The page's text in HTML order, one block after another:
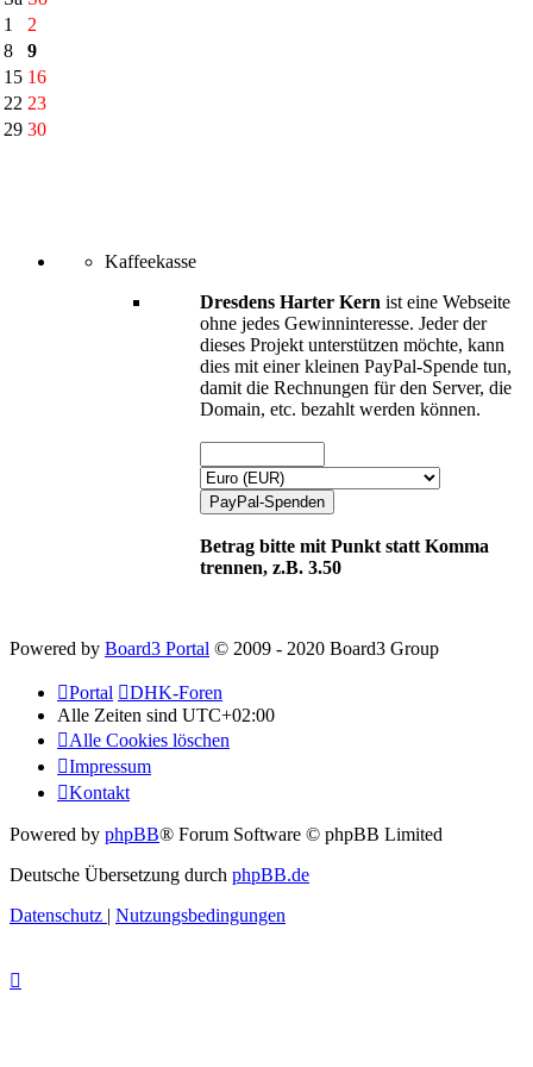
1
2
8
9
15 16
22 23
29 30
Kaffeekasse
Dresdens Harter Kern ist eine Webseite
ohne jedes Gewinninteresse. Jeder der
dieses Projekt unterstützen möchte, kann
dies mit einer kleinen PayPal-Spende tun,
damit die Rechnungen für den Server, die
Domain, etc. bezahlt werden können.
Betrag bitte mit Punkt statt Komma
trennen, z.B. 3.50
Powered by Board3 Portal © 2009 - 2020 Board3 Group
Portal
DHK-Foren
Alle Zeiten sind UTC+02:00
Alle Cookies löschen
Impressum
Kontakt
Powered by phpBB® Forum Software © phpBB Limited
Deutsche Übersetzung durch phpBB.de
Datenschutz | Nutzungsbedingungen